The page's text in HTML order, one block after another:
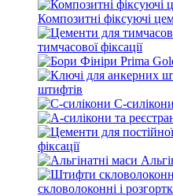
Композитні фіксуючі
тимчасової фіксації
штифтів
С-силікони
фіксації
скловолоконні і